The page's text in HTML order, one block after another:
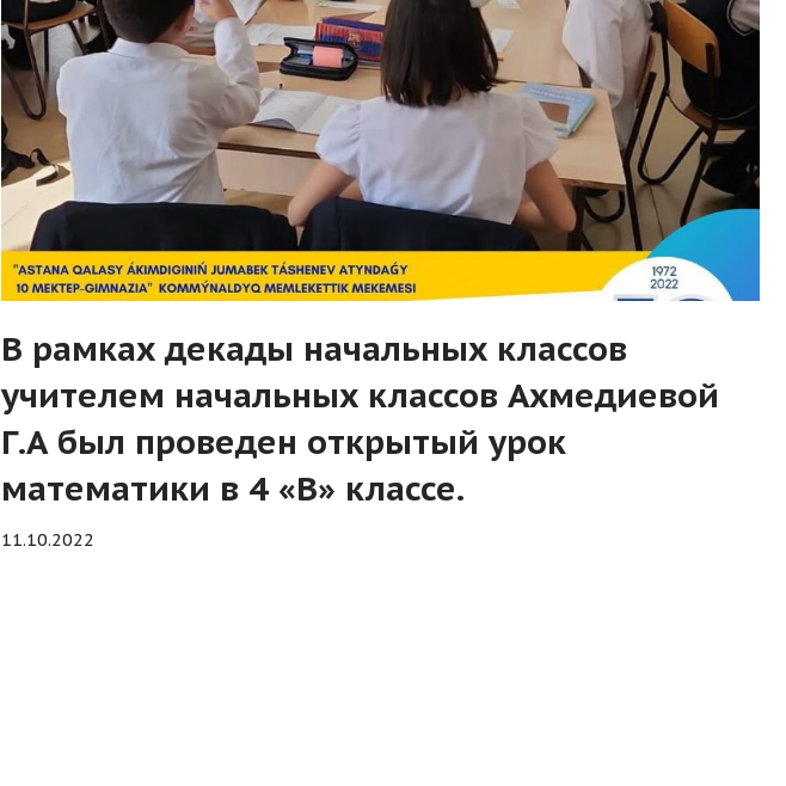
В рамках декады начальных классов
учителем начальных классов Ахмедиевой
Г.А был проведен открытый урок
математики в 4 «В» классе.
11.10.2022